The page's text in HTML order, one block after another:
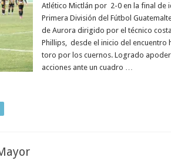
Atlético Mictlán por 2-0 en la final de
Primera División del Fútbol
de Aurora dirigido por el técnico
Phillips, desde el inicio del encuentro
toro por los cuernos. Logrado
acciones ante un cuadro …